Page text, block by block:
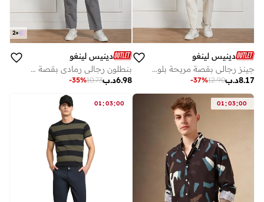
دينيس لينغو
جينز رجالي بقصة مريحة بلون بيج
د.ب8.17
12.90
-37%
+
2
دينيس لينغو
بنطلون رجالي رمادي بقصة مريحة وعملية
د.ب6.98
10.73
-35%
01:03:00
01:03:00